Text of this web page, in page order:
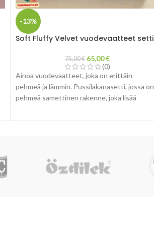
-13%
Soft Fluffy Velvet vuodevaatteet setti
75,00€ 65,00€
(0)
Ainoa vuodevaatteet, joka on erittäin
pehmeä ja lämmin. Pussilakanasetti, jossa on
pehmeä samettinen rakenne, joka lisää
ilmettä.